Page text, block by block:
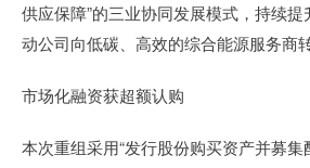
供应保障”的三业协同发展模式，持续
动公司向低碳、高效的综合能源服务商转
市场化融资获超额认购
本次重组采用“发行股份购买资产并募集